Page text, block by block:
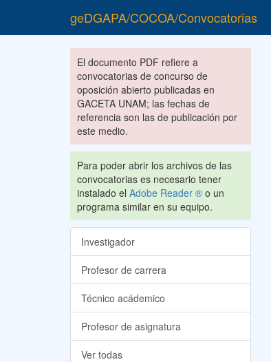
geDGAPA/COCOA/Convocatorias
El documento PDF refiere a
convocatorias de concurso de
oposición abierto publicadas en
GACETA UNAM; las fechas de
referencia son las de publicación por
este medio.
Para poder abrir los archivos de las
convocatorias es necesario tener
instalado el Adobe Reader ® o un
programa similar en su equipo.
Investigador
Profesor de carrera
Técnico acádemico
Profesor de asignatura
Ver todas